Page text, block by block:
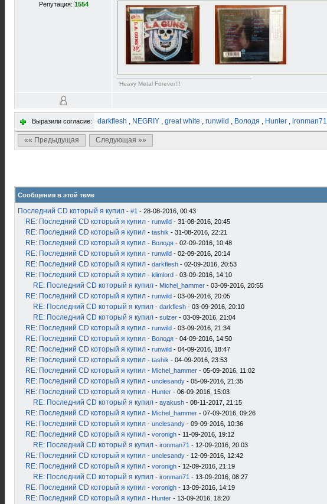
Репутация: 1554
Heavy Metal Forever!!!
Выразили согласие: darkflesh , NEGRIY , great white , runwild , Володя , Hunter , ironman71
«« Предыдущая Следующая »»
Сообщения в этой теме
Последний CD который я купил - #1 - 28-08-2016, 00:43
RE: Последний CD который я купил - runwild - 31-08-2016, 20:45
RE: Последний CD который я купил - tashik - 31-08-2016, 22:21
RE: Последний CD который я купил - Володя - 02-09-2016, 10:48
RE: Последний CD который я купил - runwild - 02-09-2016, 20:14
RE: Последний CD который я купил - darkflesh - 02-09-2016, 20:53
RE: Последний CD который я купил - klimlord - 03-09-2016, 14:10
RE: Последний CD который я купил - Michel_hammer - 03-09-2016, 20:55
RE: Последний CD который я купил - runwild - 03-09-2016, 20:05
RE: Последний CD который я купил - darkflesh - 03-09-2016, 20:10
RE: Последний CD который я купил - sulzer - 03-09-2016, 21:04
RE: Последний CD который я купил - runwild - 03-09-2016, 21:34
RE: Последний CD который я купил - Володя - 04-09-2016, 14:50
RE: Последний CD который я купил - runwild - 04-09-2016, 18:47
RE: Последний CD который я купил - tashik - 04-09-2016, 23:53
RE: Последний CD который я купил - Michel_hammer - 05-09-2016, 11:02
RE: Последний CD который я купил - unclesandy - 05-09-2016, 21:35
RE: Последний CD который я купил - Hunter - 06-09-2016, 15:03
RE: Последний CD который я купил - ayakush - 08-11-2017, 21:15
RE: Последний CD который я купил - Michel_hammer - 07-09-2016, 09:26
RE: Последний CD который я купил - unclesandy - 09-09-2016, 10:36
RE: Последний CD который я купил - voronigh - 11-09-2016, 19:12
RE: Последний CD который я купил - ironman71 - 12-09-2016, 20:03
RE: Последний CD который я купил - unclesandy - 12-09-2016, 12:42
RE: Последний CD который я купил - voronigh - 12-09-2016, 21:19
RE: Последний CD который я купил - ironman71 - 13-09-2016, 08:27
RE: Последний CD который я купил - voronigh - 13-09-2016, 14:19
RE: Последний CD который я купил - Hunter - 13-09-2016, 18:20